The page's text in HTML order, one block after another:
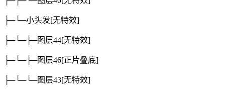
├─└─小头发[无特效]
├─└─├─图层44[无特效]
├─└─├─图层46[正片叠底]
├─└─└─图层43[无特效]